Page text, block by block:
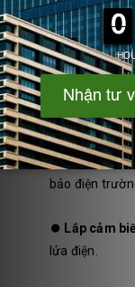
⏺️Chọn công
khói thực tế.
Bố trí đồng
hiện tượng
⏺️Bảo trì
bảo điện
⏺️ Lắp cảm
lửa điện.